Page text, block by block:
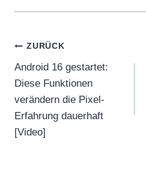
Beitragsnavigation
ZURÜCK
Android 16 gestartet:
Diese Funktionen
verändern die Pixel-
Erfahrung dauerhaft
[Video]